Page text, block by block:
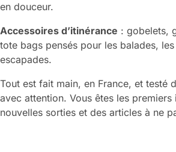
en douceur.
Accessoires d’itinérance : gobelets,
tote bags pensés pour les balades,
escapades.
Tout est fait main, en France, et testé
avec attention. Vous êtes les premiers
nouvelles sorties et des articles à ne